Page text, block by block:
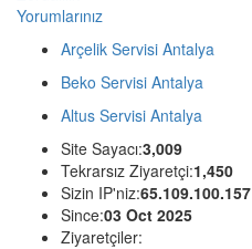
Yorumlarınız
Arçelik Servisi Antalya
Beko Servisi Antalya
Altus Servisi Antalya
Site Sayacı:3,009
Tekrarsız Ziyaretçi:1,450
Sizin IP'niz:65.109.100.157
Since:03 Oct 2025
Ziyaretçiler: